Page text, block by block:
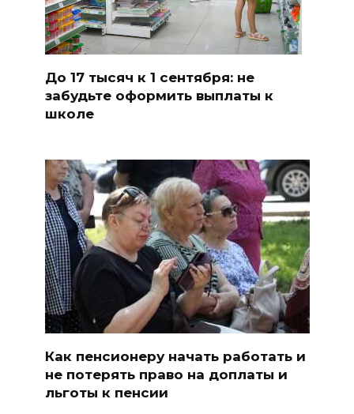
До 17 тысяч к 1 сентября: не
забудьте оформить выплаты к
школе
Как пенсионеру начать работать и
не потерять право на доплаты и
льготы к пенсии